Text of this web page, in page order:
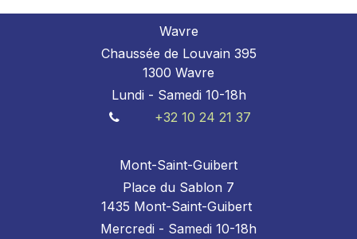
Wavre
Chaussée de Louvain 395
1300 Wavre
Lundi - Samedi 10-18h
+32 10 24 21 37
Mont-Saint-Guibert
Place du Sablon 7
1435 Mont-Saint-Guibert
Mercredi - Samedi 10-18h